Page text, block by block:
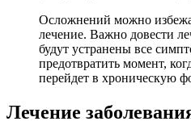
Осложнений можно
лечение. Важно довести
будут устранены все
предотвратить момент,
перейдет в хроническую
Лечение